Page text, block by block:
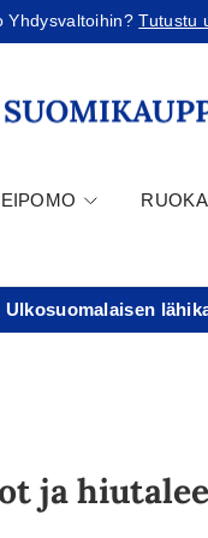
sisältöön
Tutustu
Ulkosuomalaisen
ja